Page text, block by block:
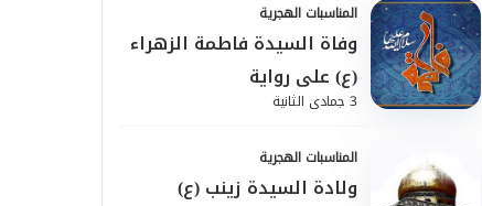
المناسبات الهجرية
وفاة السيدة فاطمة الزهراء
(ع) على رواية
3 جمادى الثانية
المناسبات الهجرية
ولادة السيدة زينب (ع)